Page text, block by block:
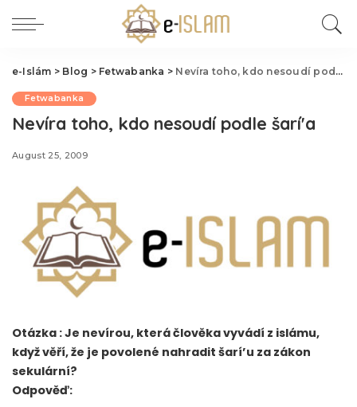
e-Islám > Blog > Fetwabanka > Nevíra toho, kdo nesoudí podle šarí'a
Fetwabanka
Nevíra toho, kdo nesoudí podle šarí'a
August 25, 2009
Otázka : Je nevírou, která člověka vyvádí z islámu,
když věří, že je povolené nahradit šarí’u za zákon
sekulární?
Odpověď: